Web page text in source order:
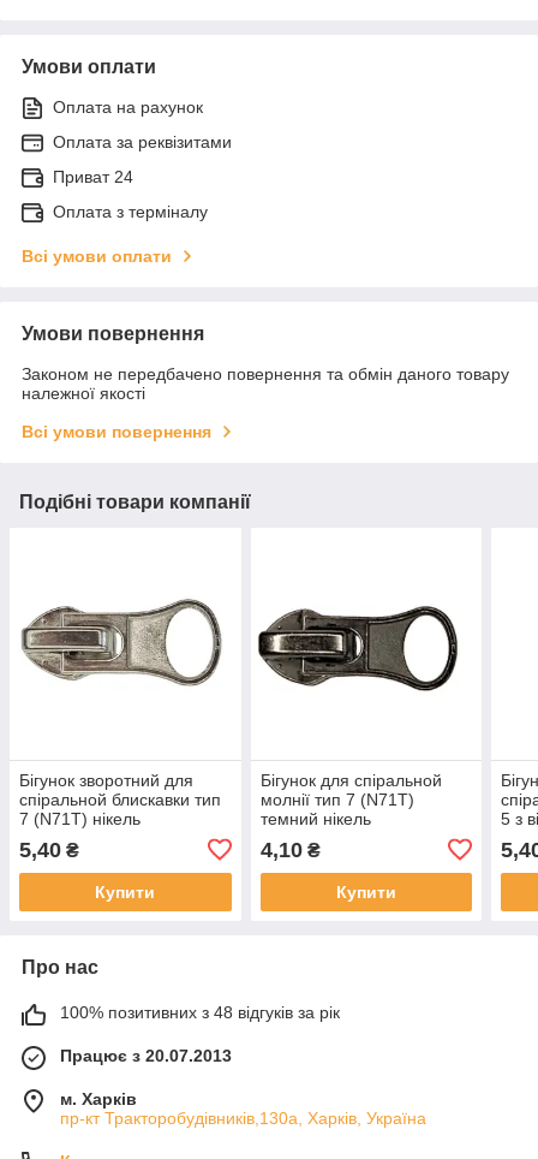
Умови оплати
Оплата на рахунок
Оплата за реквізитами
Приват 24
Оплата з терміналу
Всі умови оплати
Умови повернення
Законом не передбачено повернення та обмін даного товару
належної якості
Всі умови повернення
Подібні товари компанії
Бігунок зворотний для
спіральной блискавки тип
7 (N71T) нікель
5,40 ₴
Купити
Бігунок для спіральной
молнії тип 7 (N71T)
темний нікель
4,10₴
Купити
5 з
Про нас
100% позитивних з 48 відгуків за рік
Працює з 20.07.2013
м. Харків
пр-кт Тракторобудівників,130а, Харків, Україна